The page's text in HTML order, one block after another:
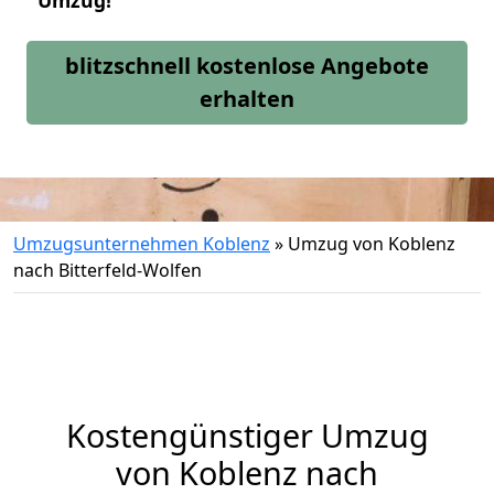
blitzschnell kostenlose Angebote
erhalten
Umzugsunternehmen Koblenz » Umzug von Koblenz
nach Bitterfeld-Wolfen
Kostengünstiger Umzug
von Koblenz nach